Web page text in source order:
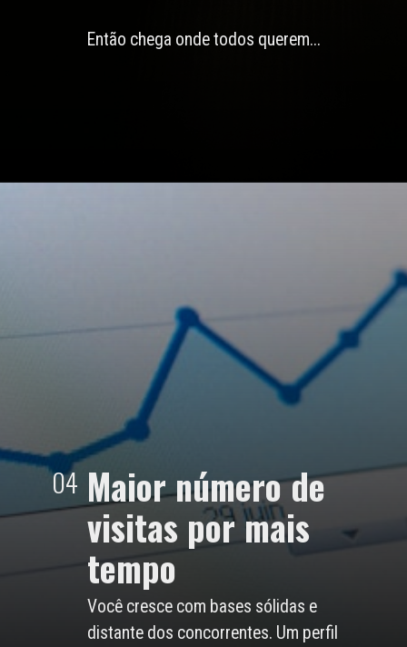
Então chega onde todos querem...
04
Você cresce com bases sólidas e
distante dos concorrentes. Um perfil
Maior número de
visitas por mais
tempo